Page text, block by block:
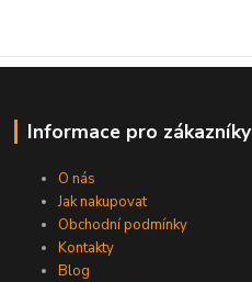
Informace pro zákazníky
O nás
Jak nakupovat
Obchodní podmínky
Kontakty
Blog